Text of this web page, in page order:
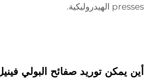
presses الهيدروليكية.
أين يمكن توريد صفائح البولي